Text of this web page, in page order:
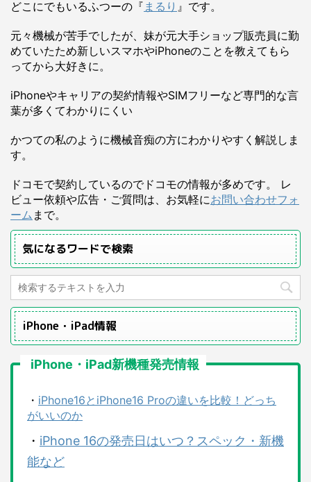
どこにでもいるふつーの『 まるり 』です。
元々機械が苦手でしたが、妹が元大手ショップ販売員に勤
めていたため新しいスマホやiPhoneのことを教えてもら
ってから大好きに。
iPhoneやキャリアの契約情報やSIMフリーなど専門的な言
葉が多くてわかりにくい
かつての私のように機械音痴の方にわかりやすく解説しま
す。
ドコモで契約しているのでドコモの情報が多めです。 レ
ビュー依頼や広告・ご質問は、お気軽にお問い合わせフォ
ーム まで。
気になるワードで検索
iPhone・iPad情報
iPhone・iPad新機種発売情報
・ iPhone16とiPhone16 Proの違いを比較！どっち
がいいのか
・ iPhone 16の発売日はいつ？スペック・新機
能など